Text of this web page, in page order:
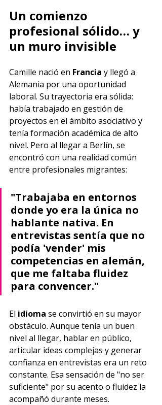
Un comienzo
profesional sólido… y
un muro invisible
Camille nació en Francia y llegó a
Alemania por una oportunidad
laboral. Su trayectoria era sólida:
había trabajado en gestión de
proyectos en el ámbito asociativo y
tenía formación académica de alto
nivel. Pero al llegar a Berlín, se
encontró con una realidad común
entre profesionales migrantes:
"Trabajaba en entornos
donde yo era la única no
hablante nativa. En
entrevistas sentía que no
podía 'vender' mis
competencias en alemán,
que me faltaba fluidez
para convencer."
El idioma se convirtió en su mayor
obstáculo. Aunque tenía un buen
nivel al llegar, hablar en público,
articular ideas complejas y generar
confianza en entrevistas era un reto
constante. Esa sensación de "no ser
suficiente" por su acento o fluidez la
acompañó durante meses.